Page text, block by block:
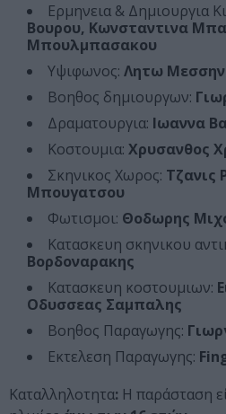
Ερμηνεια & Δημιουργια
Βουρου, Κωνσταντινα
Μπουλμπασακου
Υψιφωνος: Λητω
Βοηθος δημιουργων:
Δραματουργια: Ιωαννα
Κοστουμια: Χρυσανθος
Σκηνικος Χωρος: Τζανις
Μπουγατσου
Φωτισμοι: Θοδωρης
Κατασκευη σκηνικου
Βορδοναρακης
Κατασκευη κοστουμιων:
Οδυσσεας Σαμπαλης
Βοηθος Παραγωγης:
Εκτελεση Παραγωγης:
Καταλληλοτητα: Η παράσταση